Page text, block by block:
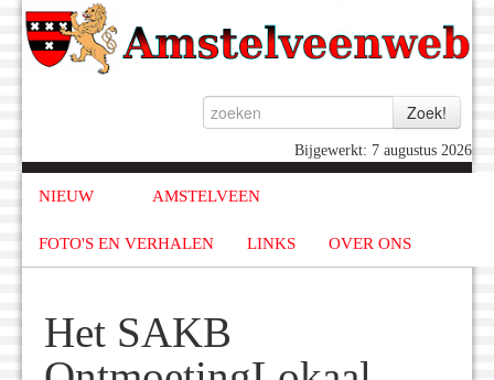
Bijgewerkt: 7 augustus 2026
NIEUW AMSTELVEEN
FOTO'S EN VERHALEN LINKS OVER ONS
Het SAKB